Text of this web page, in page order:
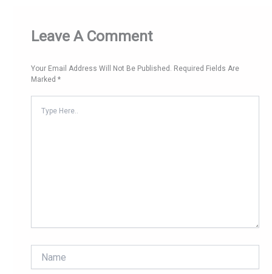
Leave A Comment
Your Email Address Will Not Be Published. Required Fields Are
Marked*
Here..